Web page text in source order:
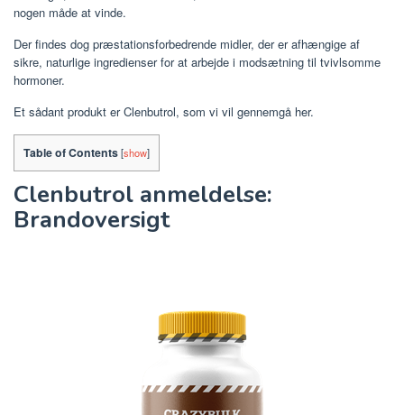
nogen måde at vinde.
Der findes dog præstationsforbedrende midler, der er afhængige af
sikre, naturlige ingredienser for at arbejde i modsætning til tvivlsomme
hormoner.
Et sådant produkt er Clenbutrol, som vi vil gennemgå her.
Table of Contents[show]
Clenbutrol anmeldelse:
Brandoversigt